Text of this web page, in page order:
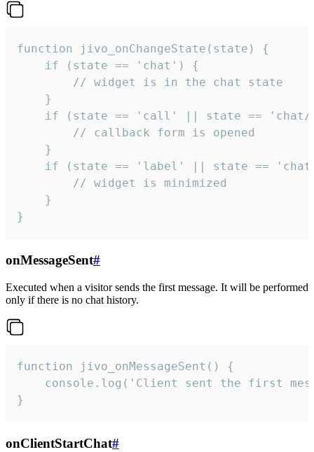
function jivo_onChangeState(state) {
    if (state == 'chat') {
        // widget is in the chat state
    }
if (state == 'call' || state ==
        // callback form is opened
    }
if (state == 'label' || state ==
        // widget is minimized
    }
}
onMessageSent#
Executed when a visitor sends the first message. It will be performed
only if there is no chat history.
function jivo_onMessageSent() {
console.log('Client sent the first
}
onClientStartChat#